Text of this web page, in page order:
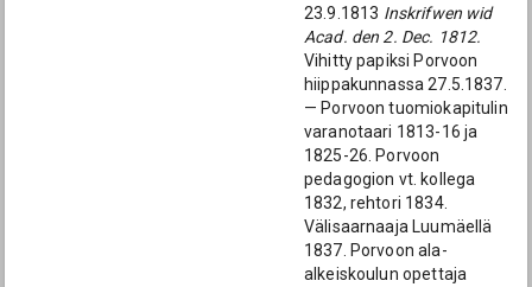
23.9.1813 Inskrifwen wid
Acad. den 2. Dec. 1812.
Vihitty papiksi Porvoon
hiippakunnassa 27.5.1837.
— Porvoon tuomiokapitulin
varanotaari 1813-16 ja
1825-26. Porvoon
pedagogion vt. kollega
1832, rehtori 1834.
Välisaarnaaja Luumäellä
1837. Porvoon ala-
alkeiskoulun opettaja